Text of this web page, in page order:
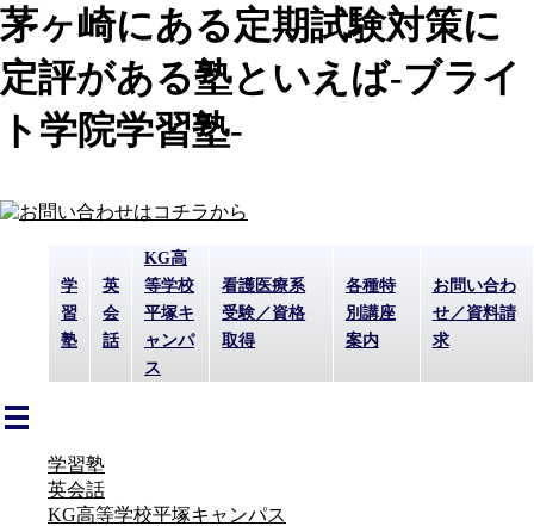
茅ヶ崎にある定期試験対策に
定評がある塾といえば-ブライ
ト学院学習塾-
学
習
塾
英
会
話
KG高
等学校
平塚キ
ャンパ
ス
看護医療系
受験／資格
取得
各種特
別講座
案内
お問い合わ
せ／資料請
求
学習塾
英会話
KG高等学校平塚キャンパス